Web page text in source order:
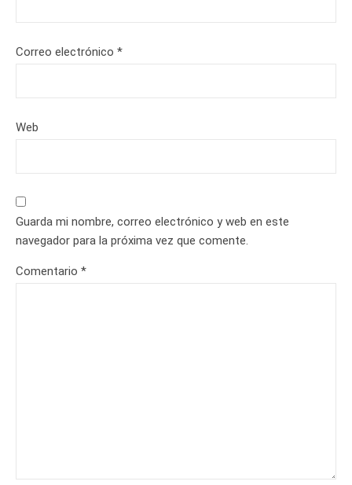
Correo electrónico *
Web
Guarda mi nombre, correo electrónico y web en este
navegador para la próxima vez que comente.
Comentario *